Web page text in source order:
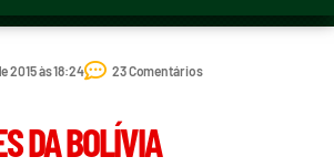
2015 às 18:24
23 Comentários
DA BOLÍVIA